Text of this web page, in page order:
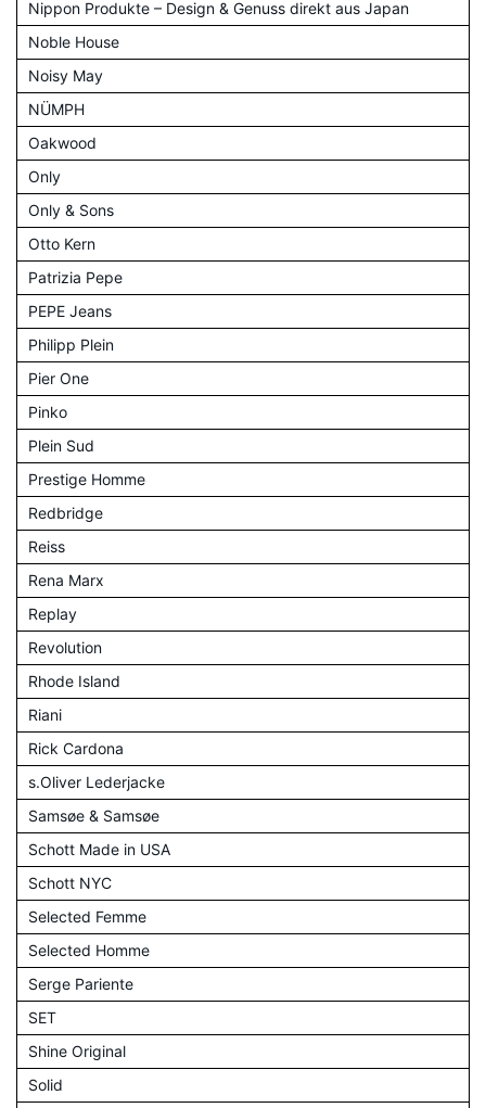
Nippon Produkte – Design & Genuss direkt aus Japan
Noble House
Noisy May
NÜMPH
Oakwood
Only
Only & Sons
Otto Kern
Patrizia Pepe
PEPE Jeans
Philipp Plein
Pier One
Pinko
Plein Sud
Prestige Homme
Redbridge
Reiss
Rena Marx
Replay
Revolution
Rhode Island
Riani
Rick Cardona
s.Oliver Lederjacke
Samsøe & Samsøe
Schott Made in USA
Schott NYC
Selected Femme
Selected Homme
Serge Pariente
SET
Shine Original
Solid